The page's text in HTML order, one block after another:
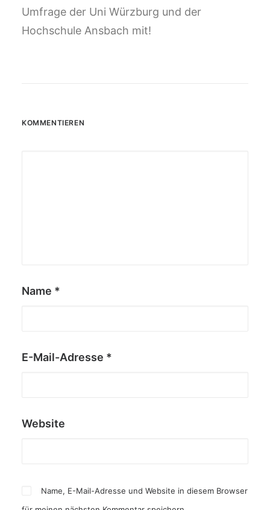
Umfrage der Uni Würzburg und der
Hochschule Ansbach mit!
KOMMENTIEREN
Name *
E-Mail-Adresse *
Website
Name, E-Mail-Adresse und Website in diesem Browser